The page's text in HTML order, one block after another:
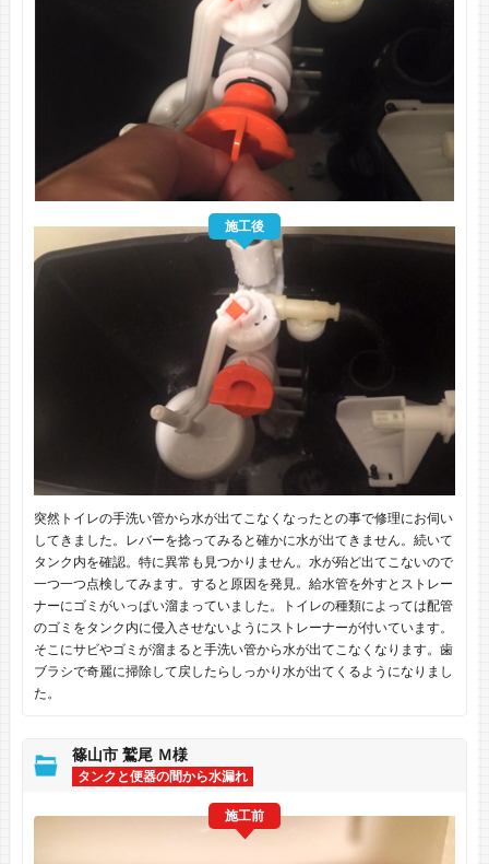
施工後
突然トイレの手洗い管から水が出てこなくなったとの事で修理にお伺い
してきました。レバーを捻ってみると確かに水が出てきません。続いて
タンク内を確認。特に異常も見つかりません。水が殆ど出てこないので
一つ一つ点検してみます。すると原因を発見。給水管を外すとストレー
ナーにゴミがいっぱい溜まっていました。トイレの種類によっては配管
のゴミをタンク内に侵入させないようにストレーナーが付いています。
そこにサビやゴミが溜まると手洗い管から水が出てこなくなります。歯
ブラシで奇麗に掃除して戻したらしっかり水が出てくるようになりまし
た。
篠山市 鷲尾 Ｍ様
タンクと便器の間から水漏れ
施工前